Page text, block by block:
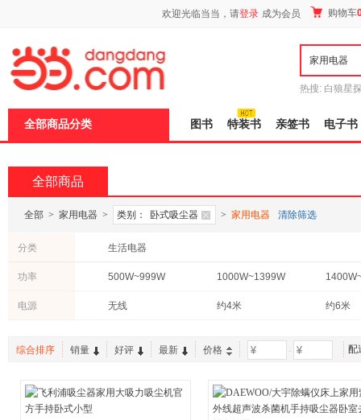
欢迎光临当当，请登录 成为会员 购物车
热搜: 白狼星
全部商品分类 图书 特装书 亲签书 电子书
全部商品
全部 > 家用电器 > 类别： 卧式吸尘器 > 家用电器 清除筛选
分类 生活电器
功率 500W~999W 1000W~1399W
电源 无线 约4米 约6米
综合排序 销量 好评 最新 价格 - 配
页
加